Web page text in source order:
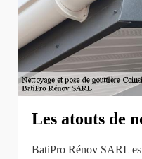
Les atouts de
BatiPro Rénov SARL